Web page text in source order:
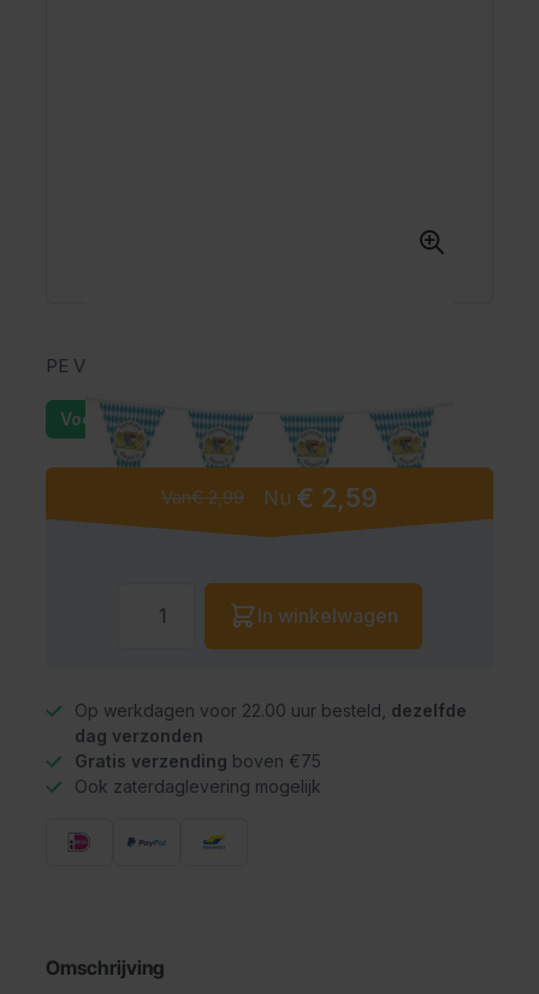
PE Vlaggenlijn Bavaria (10 m)
Voorraad: 25+
Van€ 2,99 Nu € 2,59
In winkelwagen
Op werkdagen voor 22.00 uur besteld, dezelfde
dag verzonden
Gratis verzending boven €75
Ook zaterdaglevering mogelijk
Omschrijving